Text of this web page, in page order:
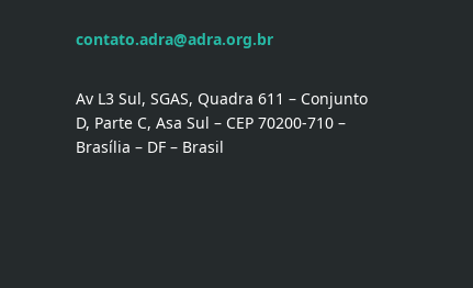
contato.adra@adra.org.br
Av L3 Sul, SGAS, Quadra 611 – Conjunto
D, Parte C, Asa Sul – CEP 70200-710 –
Brasília – DF – Brasil